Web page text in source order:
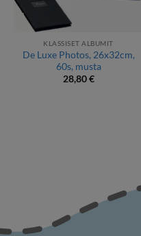
KLASSISET ALBUMIT
De Luxe Photos, 26x32cm,
60s, musta
28,80€